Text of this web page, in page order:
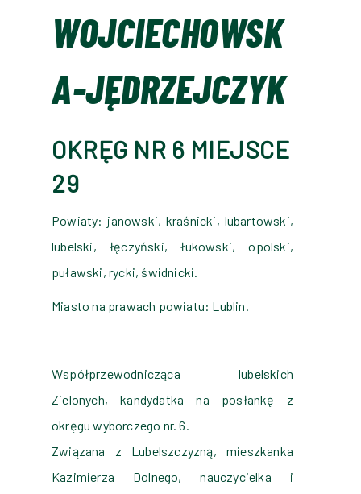
WOJCIECHOWSK
A-JĘDRZEJCZYK
OKRĘG NR 6 MIEJSCE
29
Powiaty: janowski, kraśnicki, lubartowski,
lubelski, łęczyński, łukowski, opolski,
puławski, rycki, świdnicki.
Miasto na prawach powiatu: Lublin.
Współprzewodnicząca lubelskich
Zielonych, kandydatka na posłankę z
okręgu wyborczego nr. 6.
Związana z Lubelszczyzną, mieszkanka
Kazimierza Dolnego, nauczycielka i